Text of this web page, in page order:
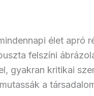
élet apró
felszíni
gyakran kritikai
a